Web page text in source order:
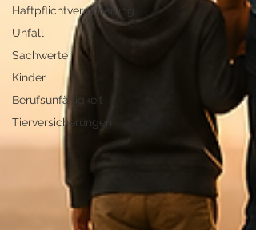
Haftpflichtversicherung
Unfall
Sachwerte
Kinder
Berufsunfähigkeit
Tierversicherungen